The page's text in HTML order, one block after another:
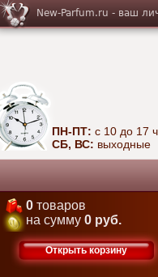
New-Parfum.ru - ваш
ПН-ПТ: с 10 до 17
СБ, ВС: выходные
0 товаров
на сумму 0 руб.
Открыть корзину